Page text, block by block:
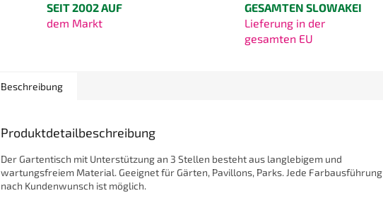
SEIT 2002 AUF
dem Markt
GESAMTEN SLOWAKEI
Lieferung in der
gesamten EU
Beschreibung
Produktdetailbeschreibung
Der Gartentisch mit Unterstützung an 3 Stellen besteht aus langlebigem und
wartungsfreiem Material. Geeignet für Gärten, Pavillons, Parks. Jede Farbausführung
nach Kundenwunsch ist möglich.